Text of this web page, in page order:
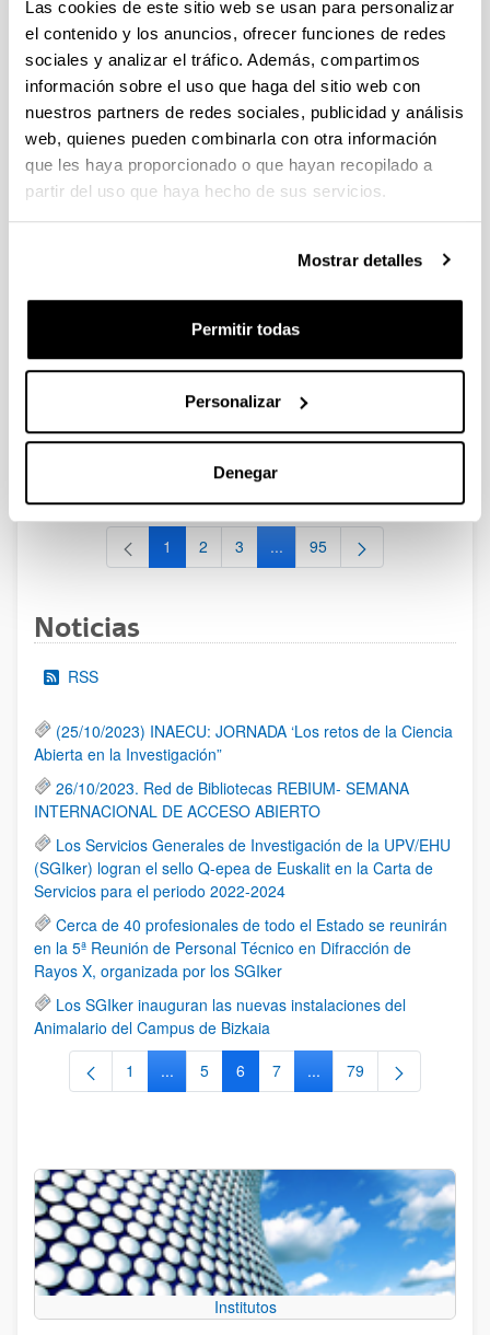
Las cookies de este sitio web se usan para personalizar
el contenido y los anuncios, ofrecer funciones de redes
sociales y analizar el tráfico. Además, compartimos
información sobre el uso que haga del sitio web con
nuestros partners de redes sociales, publicidad y análisis
web, quienes pueden combinarla con otra información
que les haya proporcionado o que hayan recopilado a
partir del uso que haya hecho de sus servicios.
Mostrar detalles
Permitir todas
Personalizar
Denegar
FUNDACION LA CAIXA JUNIOR LEADER RETAINING
PROGRAMME 2027
CONVOCATORIA PARA LA CONTRATACIÓN DE
PERSONAL INVESTIGADOR DOCTOR EN LA UPV/EHU
(2026)
Trámite abierto (Plazo de presentación de solicitudes: 03/06/2026 -
25/06/2026 23:59)
16/07/2026: Listado provisional de solicitudes admitidas y
al 30/07/2026 (ambos incluídos)
PERSONAL INVESTIGADOR EN FORMACIÓN EN LA EHU
FINANCIADO CON RECURSOS PROPIOS DE UN
Página
1 Página
2 Página
3 ...Páginas intermedias Use TAB
Página
95
Noticias
RSS
(25/10/2023) INAECU: JORNADA ‘Los retos de la Ciencia
Abierta en la Investigación”
26/10/2023. Red de Bibliotecas REBIUM- SEMANA
INTERNACIONAL DE ACCESO ABIERTO
Los Servicios Generales de Investigación de la UPV/EHU
(SGIker) logran el sello Q-epea de Euskalit en la Carta de
Servicios para el periodo 2022-2024
Cerca de 40 profesionales de todo el Estado se reunirán
en la 5ª Reunión de Personal Técnico en Difracción de
Rayos X, organizada por los SGIker
Los SGIker inauguran las nuevas instalaciones del
Animalario del Campus de Bizkaia
Página
1 ...Páginas intermedias Use TAB para
Página
5 Página
6 Página
7 ...Páginas intermedias
Página
79
Institutos